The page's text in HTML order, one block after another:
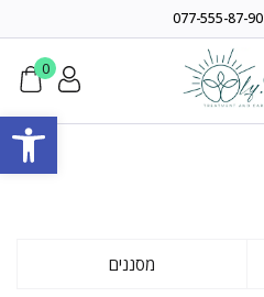
077-555-87-90
0
מסננים
פתח